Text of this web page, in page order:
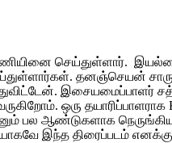
பணியினை செய்துள்ளார்.
தனஞ்செயன்
இசையமைப்பாளர்
ஒரு தயாரிப்பாளராக
நானும் பல ஆண்டுகளாக
இந்த திரைப்படம்